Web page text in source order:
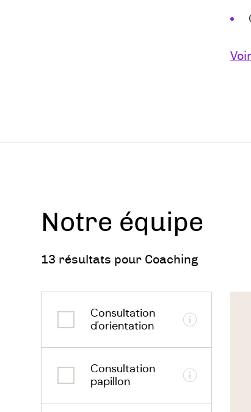
Notre équipe
13 résultats pour Coaching
Consultation
d'orientation
Informations
Consultation
papillon
Informations
Voir